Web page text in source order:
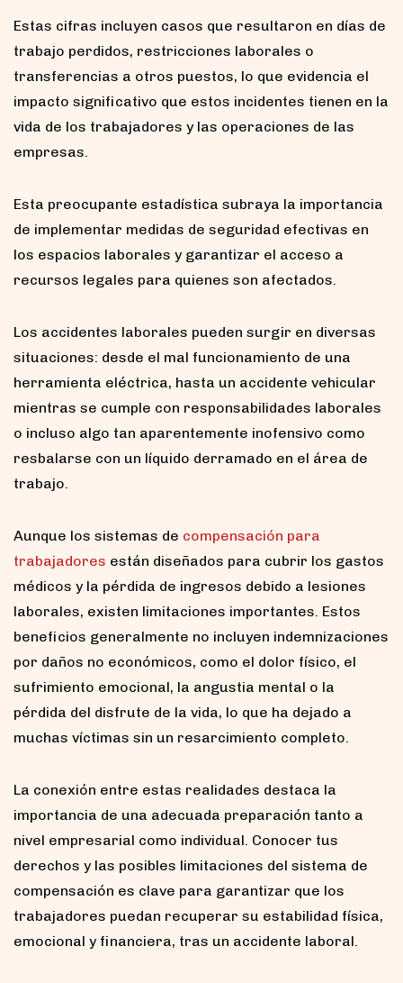
Estas cifras incluyen casos que resultaron en días de
trabajo perdidos, restricciones laborales o
transferencias a otros puestos, lo que evidencia el
impacto significativo que estos incidentes tienen en la
vida de los trabajadores y las operaciones de las
empresas.
Esta preocupante estadística subraya la importancia
de implementar medidas de seguridad efectivas en
los espacios laborales y garantizar el acceso a
recursos legales para quienes son afectados.
Los accidentes laborales pueden surgir en diversas
situaciones: desde el mal funcionamiento de una
herramienta eléctrica, hasta un accidente vehicular
mientras se cumple con responsabilidades laborales
o incluso algo tan aparentemente inofensivo como
resbalarse con un líquido derramado en el área de
trabajo.
Aunque los sistemas de compensación para
trabajadores están diseñados para cubrir los gastos
médicos y la pérdida de ingresos debido a lesiones
laborales, existen limitaciones importantes. Estos
beneficios generalmente no incluyen indemnizaciones
por daños no económicos, como el dolor físico, el
sufrimiento emocional, la angustia mental o la
pérdida del disfrute de la vida, lo que ha dejado a
muchas víctimas sin un resarcimiento completo.
La conexión entre estas realidades destaca la
importancia de una adecuada preparación tanto a
nivel empresarial como individual. Conocer tus
derechos y las posibles limitaciones del sistema de
compensación es clave para garantizar que los
trabajadores puedan recuperar su estabilidad física,
emocional y financiera, tras un accidente laboral.